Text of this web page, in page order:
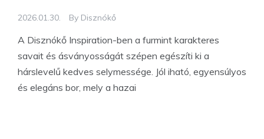
2026.01.30. By Disznókő
A Disznókő Inspiration-ben a furmint karakteres
savait és ásványosságát szépen egészíti ki a
hárslevelű kedves selymessége. Jól iható, egyensúlyos
és elegáns bor, mely a hazai